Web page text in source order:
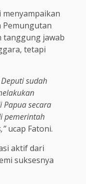
menyampaikan
Pemungutan
tanggung jawab
tetapi
sudah
Papua secara
pemerintah
ucap Fatoni.
aktif dari
suksesnya